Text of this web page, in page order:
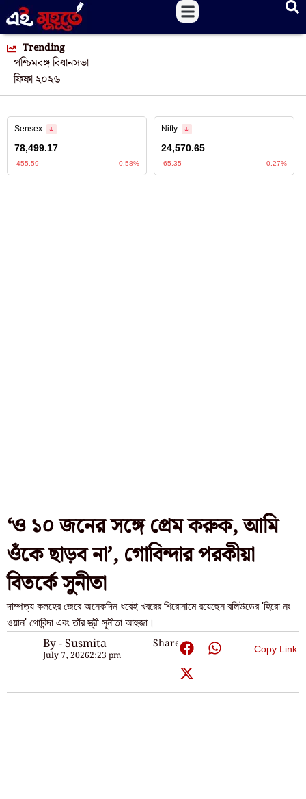
Trending
পশ্চিমবঙ্গ বিধানসভা
ফিফা ২০২৬
‘ও ১০ জনের সঙ্গে প্রেম করুক, আমি
ওঁকে ছাড়ব না’, গোবিন্দার পরকীয়া
বিতর্কে সুনীতা
দাম্পত্য কলহের জেরে অনেকদিন ধরেই খবরের শিরোনামে রয়েছেন বলিউডের 'হিরো নং
ওয়ান' গোবিন্দা এবং তাঁর স্ত্রী সুনীতা আহুজা।
By - Susmita
July 7, 20262:23 pm
Share: Copy Link